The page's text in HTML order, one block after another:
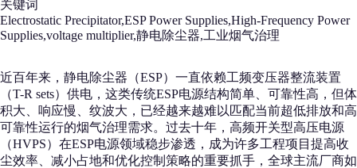
关键词
Electrostatic Precipitator,ESP Power Supplies,High-Frequency Power
Supplies,voltage multiplier,静电除尘器,工业烟气治理
近百年来，静电除尘器（ESP）一直依赖工频变压器整流装置
（T-R sets）供电，这类传统ESP电源结构简单、可靠性高，但体
积大、响应慢、纹波大，已经越来越难以匹配当前超低排放和高
可靠性运行的烟气治理需求。过去十年，高频开关型高压电源
（HVPS）在ESP电源领域稳步渗透，成为许多工程项目提高收
尘效率、减小占地和优化控制策略的重要抓手，全球主流厂商如